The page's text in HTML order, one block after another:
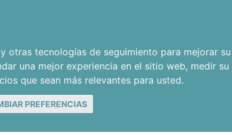
otras tecnologías de seguimiento para mejorar
una mejor experiencia en el sitio web, medir
que sean más relevantes para usted.
PREFERENCIAS